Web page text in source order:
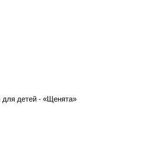
детей - «Щенята»